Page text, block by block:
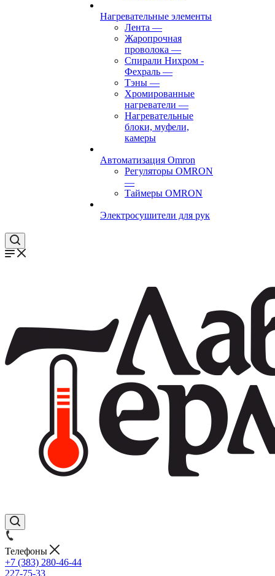
Нагревательные элементы
Лента —
Жаропрочная
проволока —
Спирали Нихром -
Фехраль —
Тэны —
Хромированные
нагреватели —
Нагревательные
блоки, муфели,
камеры
Автоматизация Omron
Регуляторы OMRON
—
Таймеры OMRON
Электросушители для рук
Телефоны
+7 (383) 280-46-44
227-75-33